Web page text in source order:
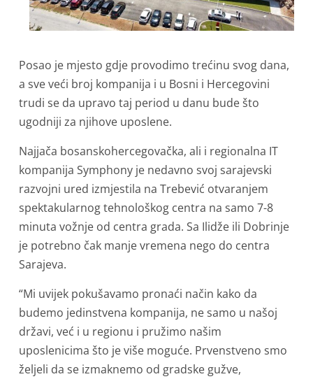
Posao je mjesto gdje provodimo trećinu svog dana,
a sve veći broj kompanija i u Bosni i Hercegovini
trudi se da upravo taj period u danu bude što
ugodniji za njihove uposlene.
Najjača bosanskohercegovačka, ali i regionalna IT
kompanija Symphony je nedavno svoj sarajevski
razvojni ured izmjestila na Trebević otvaranjem
spektakularnog tehnološkog centra na samo 7-8
minuta vožnje od centra grada. Sa Ilidže ili Dobrinje
je potrebno čak manje vremena nego do centra
Sarajeva.
“Mi uvijek pokušavamo pronaći način kako da
budemo jedinstvena kompanija, ne samo u našoj
državi, već i u regionu i pružimo našim
uposlenicima što je više moguće. Prvenstveno smo
željeli da se izmaknemo od gradske gužve,